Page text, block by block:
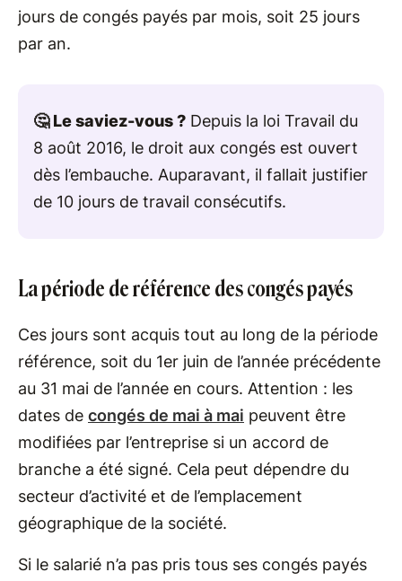
jours de congés payés par mois, soit 25 jours
par an.
🤔 Le saviez-vous ? Depuis la loi Travail du
8 août 2016, le droit aux congés est ouvert
dès l’embauche. Auparavant, il fallait justifier
de 10 jours de travail consécutifs.
La période de référence des congés payés
Ces jours sont acquis tout au long de la période
référence, soit du 1er juin de l’année précédente
au 31 mai de l’année en cours. Attention : les
dates de congés de mai à mai peuvent être
modifiées par l’entreprise si un accord de
branche a été signé. Cela peut dépendre du
secteur d’activité et de l’emplacement
géographique de la société.
Si le salarié n’a pas pris tous ses congés payés